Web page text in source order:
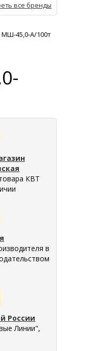
все бренды
45,0-А/100т
КВТ
в
России
Линии",